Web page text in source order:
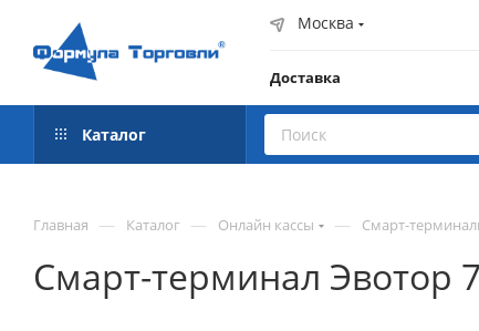
Москва
Доставка
Каталог
Главная — Каталог — Онлайн кассы — Смарт-
Смарт-терминал Эвотор